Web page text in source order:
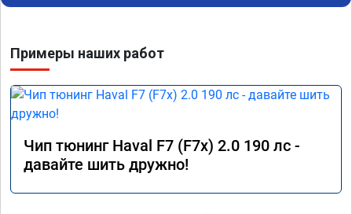
Примеры наших работ
Чип тюнинг Haval F7 (F7x) 2.0 190 лс -
давайте шить дружно!